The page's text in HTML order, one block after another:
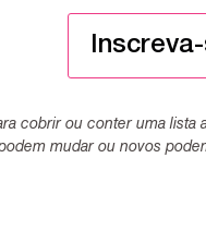
cobrir ou conter uma
mudar ou novos